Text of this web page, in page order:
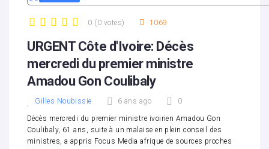
0 ( 0 votes) 1069
URGENT Côte d'Ivoire: Décès
mercredi du premier ministre
Amadou Gon Coulibaly
Gilles Noubissie 6 ans ago 0
Décès mercredi du premier ministre ivoirien Amadou Gon
Coulibaly, 61 ans, suite à un malaise en plein conseil des
ministres, a appris Focus Media afrique de sources proches